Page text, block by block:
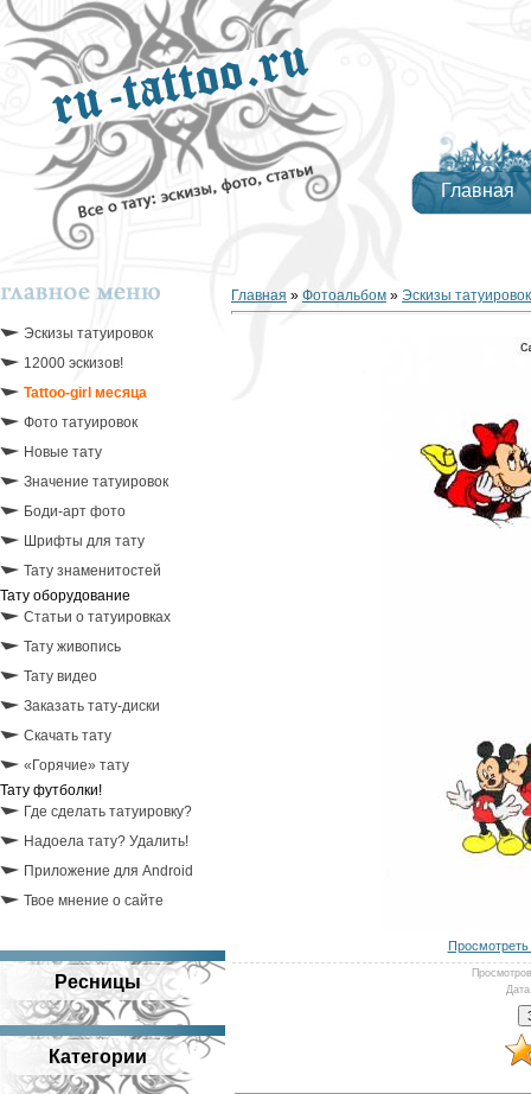
Главная
Эскизы татуировок
12000 эскизов!
Tattoo-girl месяца
Фото татуировок
Новые тату
Значение татуировок
Боди-арт фото
Шрифты для тату
Тату знаменитостей
Тату оборудование
Статьи о татуировках
Тату живопись
Тату видео
Заказать тату-диски
Скачать тату
«Горячие» тату
Тату футболки!
Где сделать татуировку?
Надоела тату? Удалить!
Приложение для Android
Твое мнение о сайте
Ресницы
Категории
Главная » Фотоальбом » Эскизы татуировок
Просмотров
Дата